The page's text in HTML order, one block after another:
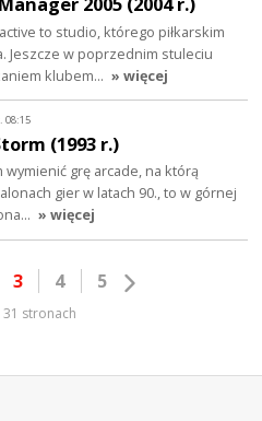
to studio, którego piłkarskim
Jeszcze w poprzednim stuleciu
klubem… » więcej
08:15
(1993 r.)
wymienić grę arcade, na którą
gier w latach 90., to w górnej
» więcej
3 4 5
31 stronach